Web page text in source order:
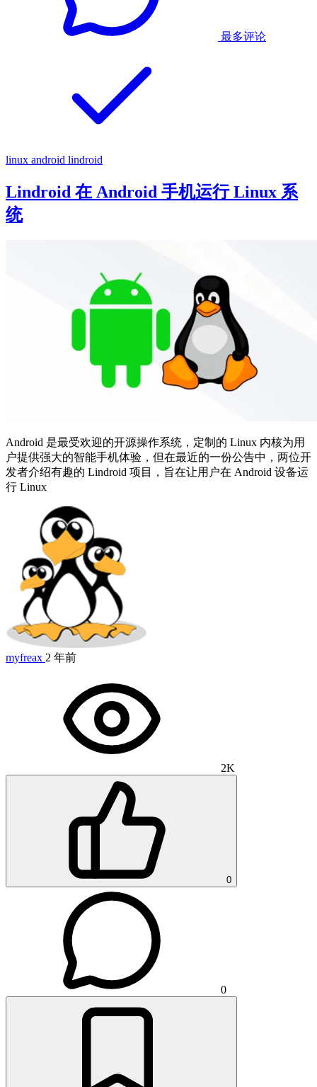
最多评论
linux android lindroid
Lindroid 在 Android 手机运行 Linux 系
统
Android 是最受欢迎的开源操作系统，定制的 Linux 内核为用
户提供强大的智能手机体验，但在最近的一份公告中，两位开
发者介绍有趣的 Lindroid 项目，旨在让用户在 Android 设备运
行 Linux
myfreax 2 年前
2K
0
0